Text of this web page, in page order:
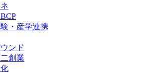
・産学連携
ンド
創業